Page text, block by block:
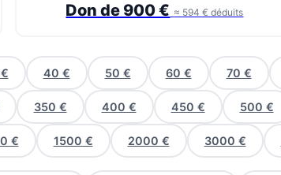
Don de 900 € ≈ 594 € déduits
40 € 50 € 60 € 70 €
350 € 400 € 450 € 500 €
€ 1500 € 2000 € 3000 €